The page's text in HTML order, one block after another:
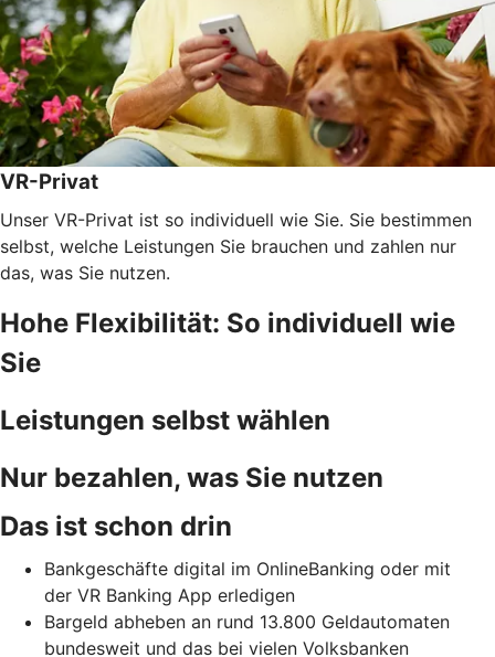
VR-Privat
Unser VR-Privat ist so individuell wie Sie. Sie bestimmen
selbst, welche Leistungen Sie brauchen und zahlen nur
das, was Sie nutzen.
Hohe Flexibilität: So individuell wie
Sie
Leistungen selbst wählen
Nur bezahlen, was Sie nutzen
Das ist schon drin
Bankgeschäfte digital im OnlineBanking oder mit
der VR Banking App erledigen
Bargeld abheben an rund 13.800 Geldautomaten
bundesweit und das bei vielen Volksbanken